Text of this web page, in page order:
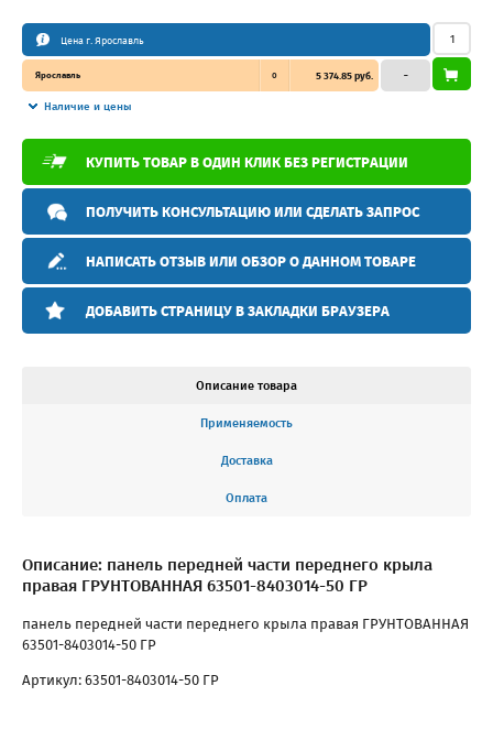
Цена г. Ярославль
Ярославль 0 5 374.85 руб.
Наличие и цены
–
КУПИТЬ ТОВАР В ОДИН КЛИК БЕЗ РЕГИСТРАЦИИ
ПОЛУЧИТЬ КОНСУЛЬТАЦИЮ ИЛИ СДЕЛАТЬ ЗАПРОС
НАПИСАТЬ ОТЗЫВ ИЛИ ОБЗОР О ДАННОМ ТОВАРЕ
ДОБАВИТЬ СТРАНИЦУ В ЗАКЛАДКИ БРАУЗЕРА
Описание товара
Применяемость
Доставка
Оплата
Описание: панель передней части переднего крыла
правая ГРУНТОВАННАЯ 63501-8403014-50 ГР
панель передней части переднего крыла правая ГРУНТОВАННАЯ
63501-8403014-50 ГР
Артикул: 63501-8403014-50 ГР